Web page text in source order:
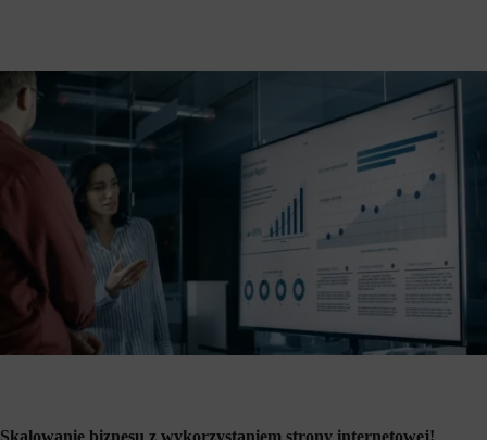
Skalowanie biznesu z wykorzystaniem strony internetowej!